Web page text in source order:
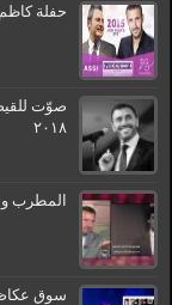
حفلة كاظم
صوّت
٢٠١٨
المطرب
سوق عكاظ